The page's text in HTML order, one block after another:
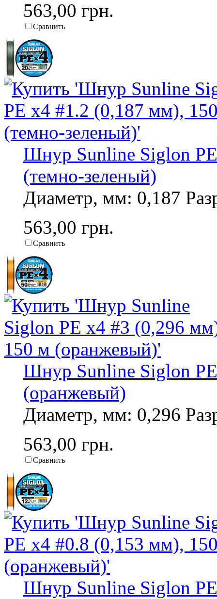
563,00 грн.
Сравнить
Шнур Sunline Siglon
(темно-зеленый)
Диаметр, мм: 0,187
563,00 грн.
Сравнить
Шнур Sunline Siglon
(оранжевый)
Диаметр, мм: 0,296
563,00 грн.
Сравнить
Шнур Sunline Siglon